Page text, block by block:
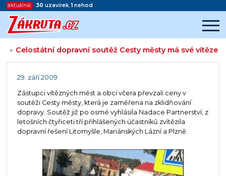
aktuálně: 30 uzavírek,1 nehod
> Celostátní dopravní soutěž Cesty městy má své vítěze
Začátek reklamy
29. září 2009
Zástupci vítězných měst a obcí včera převzali ceny v
soutěži Cesty městy, která je zaměřena na zklidňování
dopravy. Soutěž již po osmé vyhlásila Nadace Partnerství, z
letošních čtyřiceti tří přihlášených účastníků zvítězila
dopravní řešení Litomyšle, Mariánských Lázní a Plzně.